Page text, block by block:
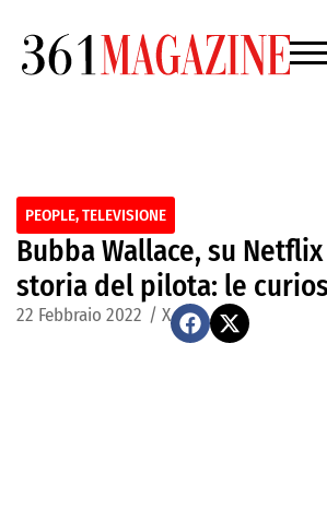
PEOPLE,TELEVISIONE
Bubba Wallace, su
storia del pilota: le
22 Febbraio 2022 / X